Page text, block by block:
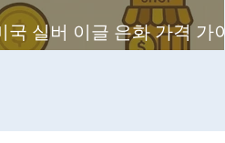
국 실버 이글 은화 가격 가이